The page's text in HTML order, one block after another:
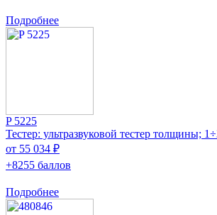
Подробнее
P 5225
Тестер: ультразвуковой тестер толщины;
от 55 034 ₽
+8255 баллов
Подробнее